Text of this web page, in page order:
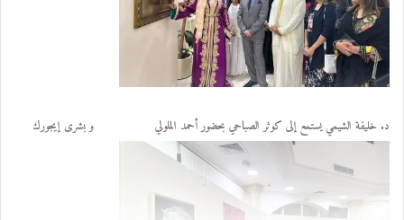
ت
ر
و
ن
ا
د. خليفة الشيمي يستمع إلى كوثر الصباحي بحضور أحمد الملولي و بشرى إيجورك